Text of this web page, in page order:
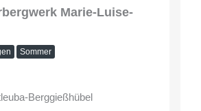
Marie-Luise-
Sommer
Berggießhübel